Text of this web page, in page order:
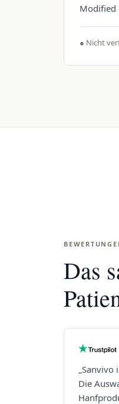
Modified
● Nicht
Das
„Sanvivo
Die